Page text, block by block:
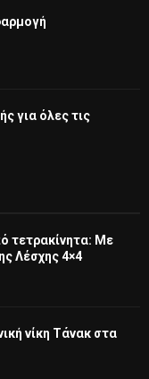
για όλες τις
τετρακίνητα: Με
Λέσχης 4×4
νίκη Τάνακ στα